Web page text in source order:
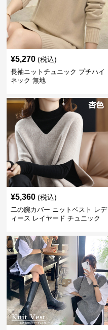
¥5,270 (税込)
長袖ニットチュニック プチハイ
ネック 無地
¥5,360 (税込)
二の腕カバー ニットベスト レデ
ィース レイヤード チュニック